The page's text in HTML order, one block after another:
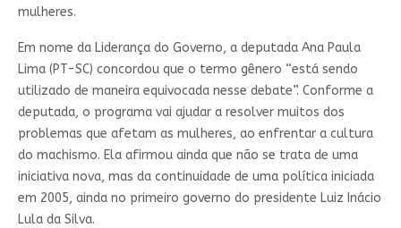
mulheres.
Em nome da Liderança do Governo, a deputada Ana Paula
Lima (PT-SC) concordou que o termo gênero “está sendo
utilizado de maneira equivocada nesse debate”. Conforme a
deputada, o programa vai ajudar a resolver muitos dos
problemas que afetam as mulheres, ao enfrentar a cultura
do machismo. Ela afirmou ainda que não se trata de uma
iniciativa nova, mas da continuidade de uma política iniciada
em 2005, ainda no primeiro governo do presidente Luiz Inácio
Lula da Silva.